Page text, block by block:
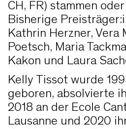
CH, FR) stammen
Bisherige
Kathrin Herzner, Vera
Poetsch, Maria
Kakon und Laura
Kelly Tissot wurde
geboren, absolvierte
2018 an der Ecole
Lausanne und 2020